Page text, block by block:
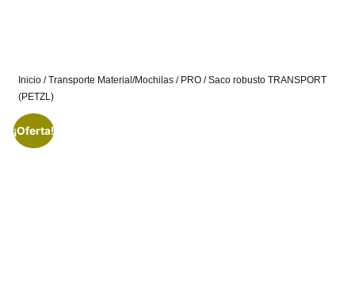
Inicio /Transporte Material/Mochilas / PRO / Saco robusto TRANSPORT
(PETZL)
¡Oferta!